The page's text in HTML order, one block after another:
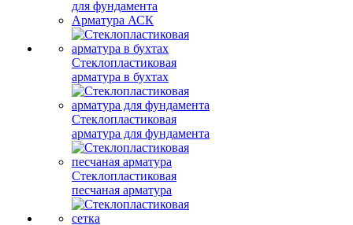
для фундамента
Арматура АСК
Стеклопластиковая
арматура в бухтах
Стеклопластиковая
арматура для фундамента
Стеклопластиковая
песчаная арматура